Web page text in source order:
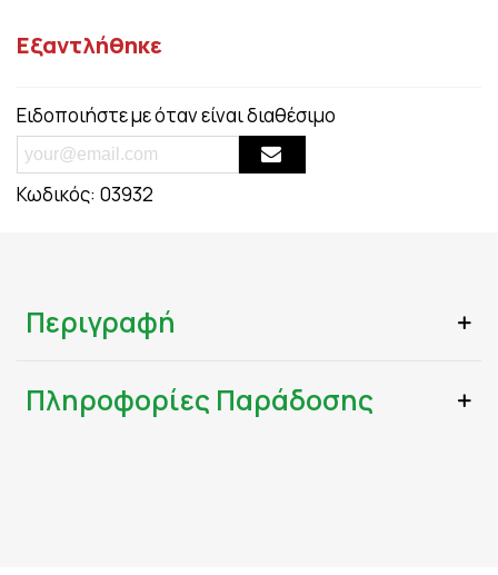
Εξαντλήθηκε
Ειδοποιήστε με όταν είναι διαθέσιμο
Κωδικός: 03932
Περιγραφή
Πληροφορίες Παράδοσης